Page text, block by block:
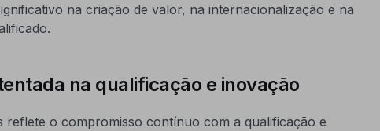
na criação de valor, na internacionalização e na
na qualificação e inovação
reflete o compromisso contínuo com a qualificação e